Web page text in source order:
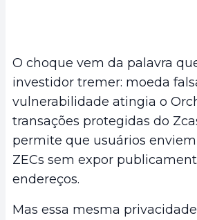
O choque vem da palavra
investidor tremer: moeda
vulnerabilidade atingia o
transações protegidas do
permite que usuários
ZECs sem expor
endereços.
Mas essa mesma